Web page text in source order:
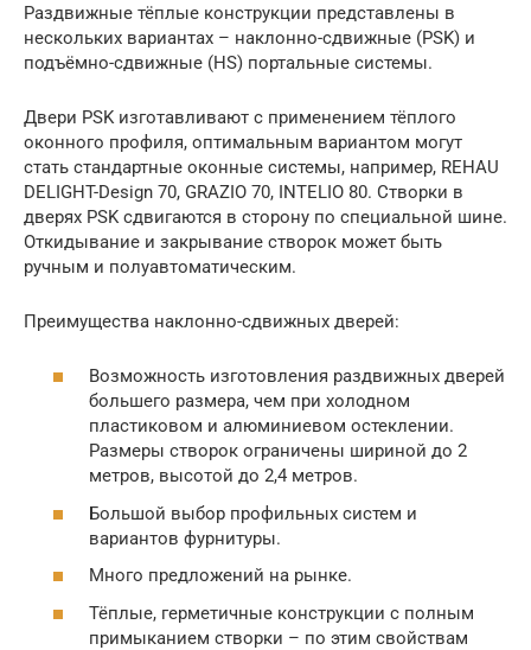
Раздвижные тёплые конструкции представлены в
нескольких вариантах – наклонно-сдвижные (PSK) и
подъёмно-сдвижные (HS) портальные системы.
Двери PSK изготавливают с применением тёплого
оконного профиля, оптимальным вариантом могут
стать стандартные оконные системы, например, REHAU
DELIGHT-Design 70, GRAZIO 70, INTELIO 80. Створки в
дверях PSK сдвигаются в сторону по специальной шине.
Откидывание и закрывание створок может быть
ручным и полуавтоматическим.
Преимущества наклонно-сдвижных дверей:
Возможность изготовления раздвижных дверей
большего размера, чем при холодном
пластиковом и алюминиевом остеклении.
Размеры створок ограничены шириной до 2
метров, высотой до 2,4 метров.
Большой выбор профильных систем и
вариантов фурнитуры.
Много предложений на рынке.
Тёплые, герметичные конструкции с полным
примыканием створки – по этим свойствам